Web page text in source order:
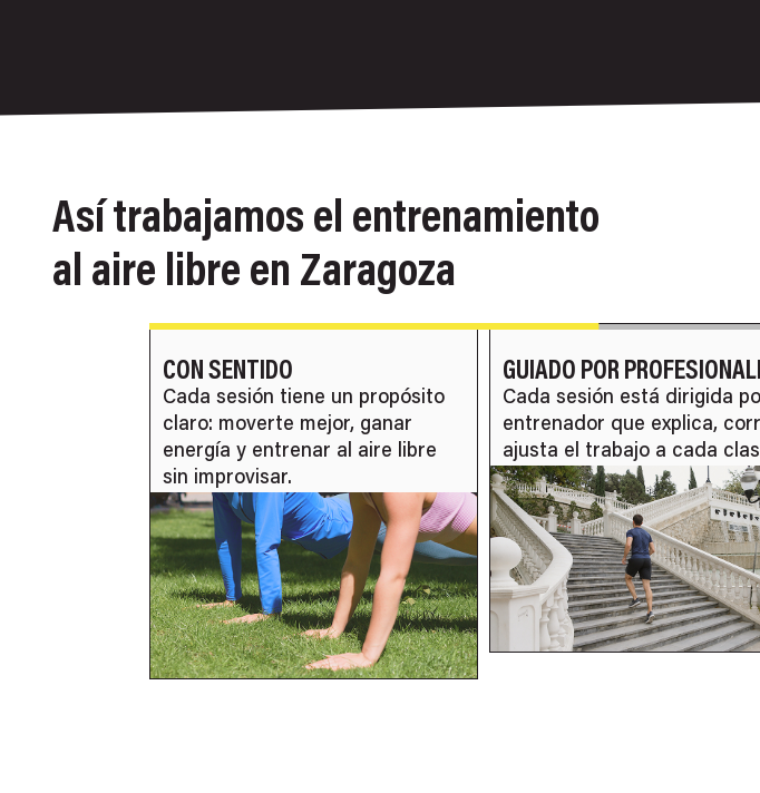
Así trabajamos el entrenamiento
al aire libre en Zaragoza
GUIADO POR PROFESIONALES
Cada sesión está dirigida por un
entrenador que explica, corrige y
ajusta el trabajo a cada clase.
FUERZA ÚTIL
Trabajamos la fuerza que
necesitas para subir
escaleras, cargar peso o
con más estabilidad.